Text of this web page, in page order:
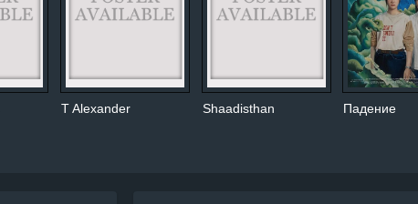
T Alexander Shaadisthan Падение